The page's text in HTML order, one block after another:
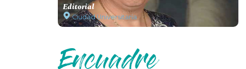
Editorial
Ciudad Universitaria